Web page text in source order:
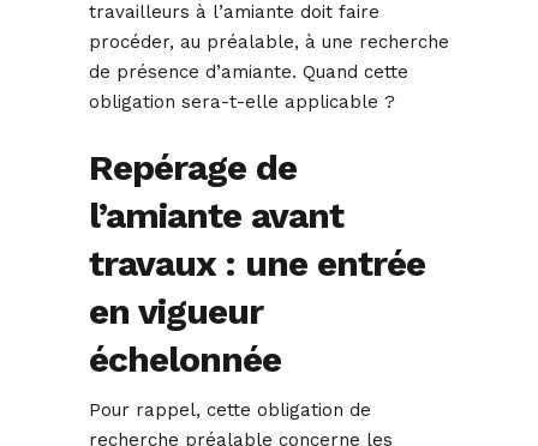
travailleurs à l’amiante doit faire
procéder, au préalable, à une recherche
de présence d’amiante. Quand cette
obligation sera-t-elle applicable ?
Repérage de
l’amiante avant
travaux : une entrée
en vigueur
échelonnée
Pour rappel, cette obligation de
recherche préalable concerne les